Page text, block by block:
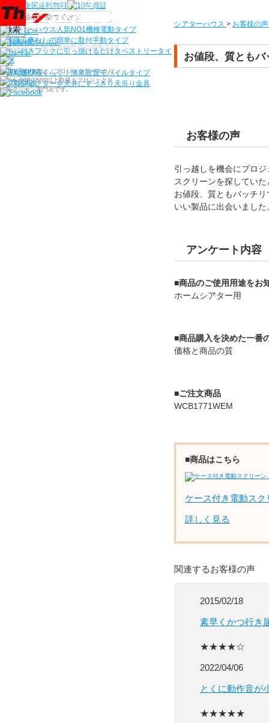
検索
シアターハウス > お客様の声
お値段、質とも
お客様の声
引っ越しを機会にプロ
スクリーンを探してい
お値段、質ともバッチ
いい製品に出会いまし
アンケート内容
■商品のご使用用途をお
ホームシアター用
■商品購入を決めた一番
価格と商品の質
■ご注文商品
WCB1771WEM
■商品はこちら
ケース付き電動ス
詳しく見る
関連するお客様の声
2015/02/18
素早くかつ行き
★★★★☆
2022/04/06
とくに動作音が
★★★★★
機種から選ぶ
シアターハウス人気NO1機種電動タイプ
電源工事なしで簡単に取付手動タイプ
ネジ付きフックに引っ掛けるだけタペストリータイ
プ
持ち運びらくらく！簡単設置モバイルタイプ
プロジェクターを天井にすっきり 天吊り金具
〒910-0122 福井県福井市石盛町613
シアターハウスは、プロジェクタースクリ
ーンを全部で500以上取扱うプロジェクタ
ースクリーン専門店です。